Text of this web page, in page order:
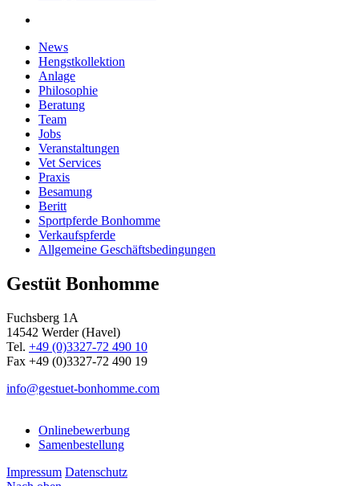
News
Hengstkollektion
Anlage
Philosophie
Beratung
Team
Jobs
Veranstaltungen
Vet Services
Praxis
Besamung
Beritt
Sportpferde Bonhomme
Verkaufspferde
Allgemeine Geschäfts­bedingungen
Gestüt Bonhomme
Fuchsberg 1A
14542 Werder (Havel)
Tel. +49 (0)3327-72 490 10
Fax +49 (0)3327-72 490 19
info@gestuet-bonhomme.com
Onlinebewerbung
Samenbestellung
Impressum Datenschutz